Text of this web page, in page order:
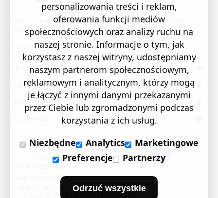
E-Azur to świetne i sprawdzone miejsce na zakupy. W każdy
produkt wkładamy swoją pasję i serce.
© 2023 Sklep Jubilerski AZUR. Wszystkie prawa zastrzeżone
INFORMACJE
O NAS
MOJE KONTO
Sklep Jubilerski "AZUR"
ul. 1 Sierpnia 24/105
37-450 Stalowa Wola
+48 730 840 357
NIP: 8651420440 REGON: 180831684
personalizowania treści i reklam,
oferowania funkcji mediów
społecznościowych oraz analizy ruchu na
naszej stronie. Informacje o tym, jak
korzystasz z naszej witryny, udostępniamy
naszym partnerom społecznościowym,
reklamowym i analitycznym, którzy mogą
je łączyć z innymi danymi przekazanymi
przez Ciebie lub zgromadzonymi podczas
korzystania z ich usług.
Niezbędne
Analytics
Marketingowe
Preferencje
Partnerzy
Odrzuć wszystkie